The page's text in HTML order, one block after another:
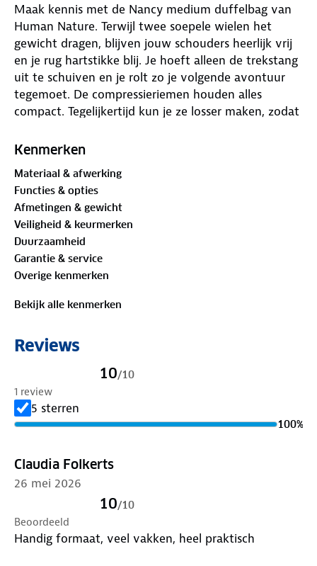
Maak kennis met de Nancy medium duffelbag van
Human Nature. Terwijl twee soepele wielen het
gewicht dragen, blijven jouw schouders heerlijk vrij
en je rug hartstikke blij. Je hoeft alleen de trekstang
uit te schuiven en je rolt zo je volgende avontuur
tegemoet. De compressieriemen houden alles
compact. Tegelijkertijd kun je ze losser maken, zodat
zien, maar ook volledig spatwaterdicht. Met 82 liter
ruimte neem je makkelijk kleding, schoenen en
extra’s mee. De Nancy duffelbag is er ook als
variantvan 42 liter voor kortere trips. Pak je spullen,
trek de rits dicht en rol met een glimlach de deur
uit!
Kenmerken
Materiaal & afwerking
Functies & opties
Afmetingen & gewicht
Veiligheid & keurmerken
Duurzaamheid
Garantie & service
Overige kenmerken
Bekijk alle kenmerken
Reviews
10/10
1 review
5 sterren
100%
Claudia Folkerts
26 mei 2026
10/10
Beoordeeld
Handig formaat, veel vakken, heel praktisch